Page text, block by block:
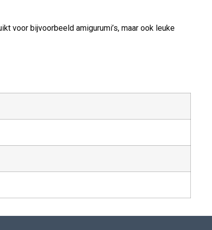
voor bijvoorbeeld amigurumi’s, maar ook leuke